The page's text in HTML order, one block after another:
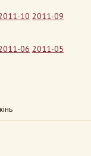
10 2011-09
06 2011-05